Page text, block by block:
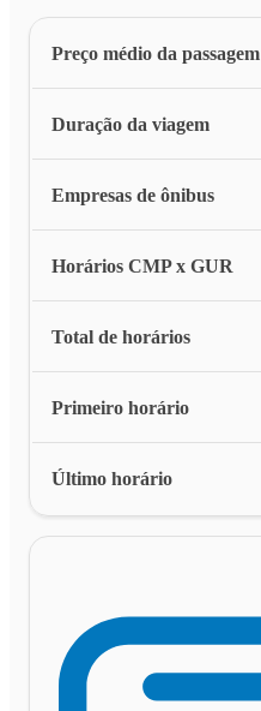
Preço médio da passagem
Duração da viagem
Empresas de ônibus
Horários CMP x GUR
Total de horários
Primeiro horário
Último horário